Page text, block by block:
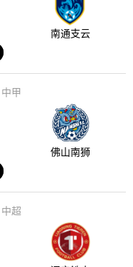
南通支云
中甲
佛山南狮
中超